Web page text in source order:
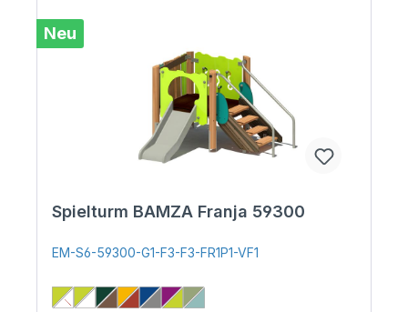
Neu
Spielturm BAMZA Franja 59300
EM-S6-59300-G1-F3-F3-FR1P1-VF1